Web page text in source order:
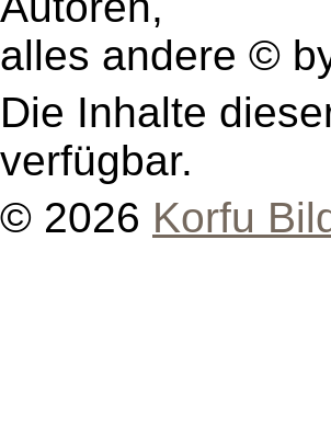
alles andere ©
Die Inhalte
verfügbar.
© 2026 Korfu